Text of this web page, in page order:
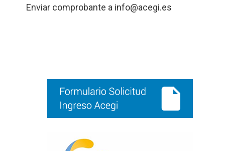
Enviar comprobante a info@acegi.es
lateral
principal